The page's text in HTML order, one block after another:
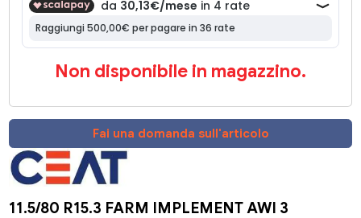
Non disponibile in magazzino.
Fai una domanda sull'articolo
11.5/80 R15.3 FARM IMPLEMENT AWI 3